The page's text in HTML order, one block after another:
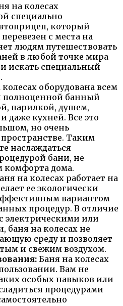
на колесах
специально
который
с места на
людям путешествовать
в любой точке мира
искать специальный
оборудована всем
банный
парилкой, душем,
даже кухней. Все это
но очень
Таким
наслаждаться
бани, не
комфорта дома.
на колесах работает на
ее экологически
вариантом
процедур. В отличие
электрическими или
баня на колесах не
среду и позволяет
и свежим воздухом.
Баня на колесах
Вам не
особых навыков или
процедурами